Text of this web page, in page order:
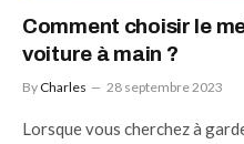
Comment choisir le
voiture à main ?
By Charles 28 septembre 2023
Lorsque vous cherchez à